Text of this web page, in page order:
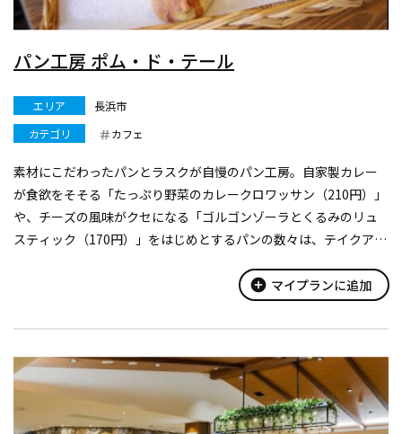
パン工房 ポム・ド・テール
エリア
長浜市
カテゴリ
カフェ
素材にこだわったパンとラスクが自慢のパン工房。自家製カレー
が食欲をそそる「たっぷり野菜のカレークロワッサン（210円）」
や、チーズの風味がクセになる「ゴルゴンゾーラとくるみのリュ
スティック（170円）」をはじめとするパンの数々は、テイクアウ
add_circle マイプランに追加